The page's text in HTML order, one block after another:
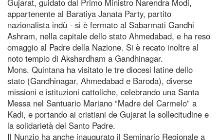
appartenente al Baratiya Janata Party, partito
nazionalista indù - si è fermato al Sabarmati Gandhi
Ashram, nella capitale dello stato Ahmedabad, e ha reso
omaggio al Padre della Nazione. Si è recato inoltre al
noto tempio di Akshardham a Gandhinagar.
Mons. Quintana ha visitato le tre diocesi latine dello
stato (Gandhinagar, Ahmedabad e Baroda), diverse
missioni e istituzioni cattoliche, celebrando una Santa
Messa nel Santuario Mariano “Madre del Carmelo” a
Kadi, e portando ai cristiani de Gujarat la sollecitudine e
la solidarietà del Santo Padre.
Il Nunzio ha anche inaugurato il Seminario Regionale a